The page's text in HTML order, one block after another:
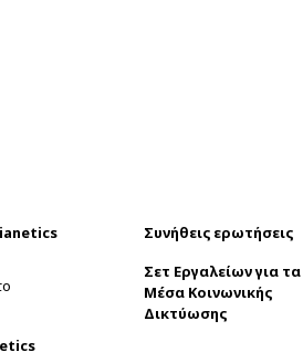
Συνήθεις ερωτήσεις
Σετ Εργαλείων για τα
Μέσα Κοινωνικής
Δικτύωσης